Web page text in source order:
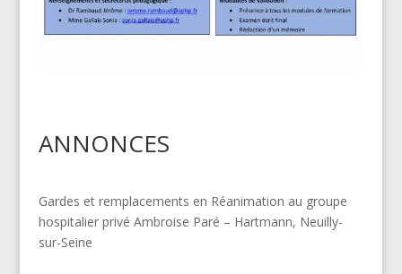
ANNONCES
Gardes et remplacements en Réanimation au groupe
hospitalier privé Ambroise Paré – Hartmann, Neuilly-
sur-Seine